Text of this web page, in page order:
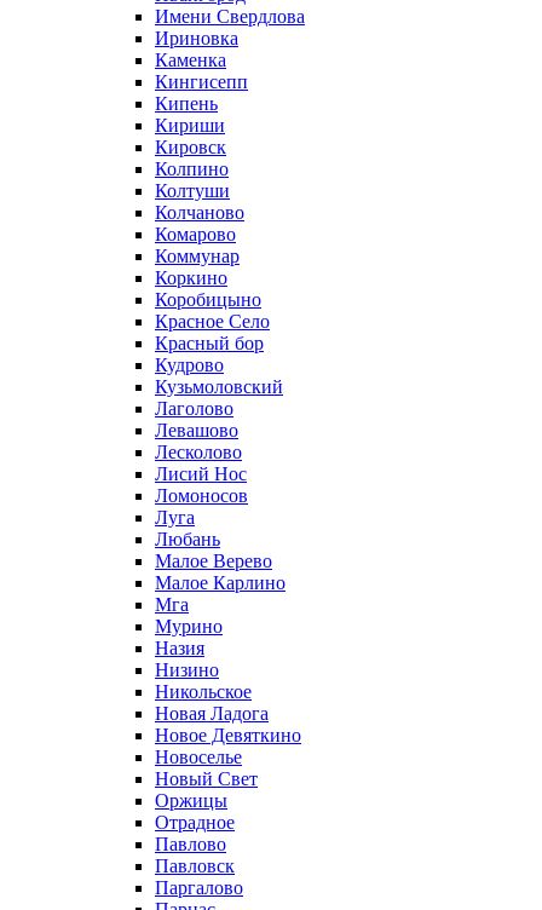
Имени Свердлова
Ириновка
Каменка
Кингисепп
Кипень
Кириши
Кировск
Колпино
Колтуши
Колчаново
Комарово
Коммунар
Коркино
Коробицыно
Красное Село
Красный бор
Кудрово
Кузьмоловский
Лаголово
Левашово
Лесколово
Лисий Нос
Ломоносов
Луга
Любань
Малое Верево
Малое Карлино
Мга
Мурино
Назия
Низино
Никольское
Новая Ладога
Новое Девяткино
Новоселье
Новый Свет
Оржицы
Отрадное
Павлово
Павловск
Паргалово